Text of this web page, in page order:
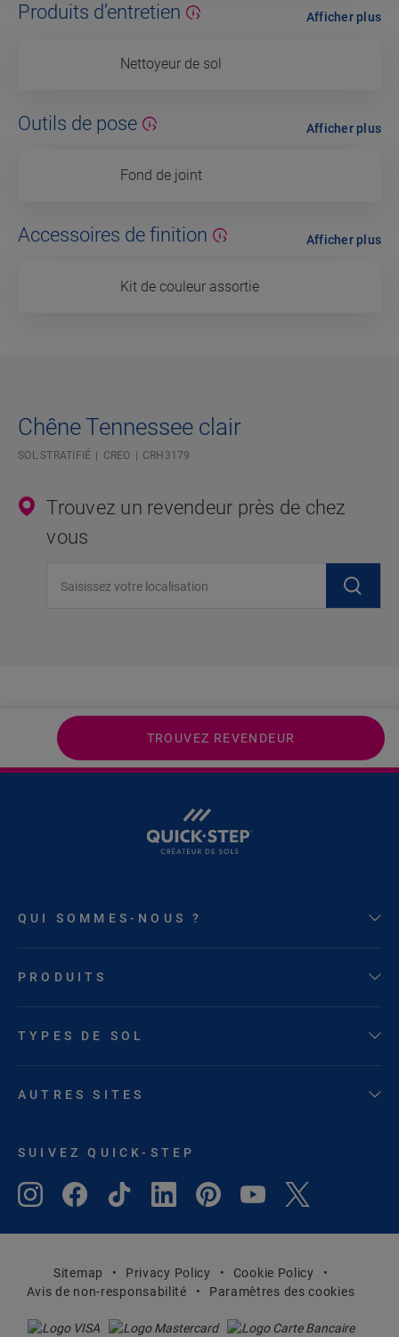
Produits d’entretien
Nettoyeur de sol
Afficher plus
Outils de pose
Fond de joint
Afficher plus
Accessoires de finition
Kit de couleur assortie
Afficher plus
Chêne Tennessee clair
SOL STRATIFIÉ CREO CRH3179
Trouvez un revendeur près de chez
vous
TROUVEZ REVENDEUR
QUI SOMMES-NOUS ?
PRODUITS
TYPES DE SOL
AUTRES SITES
SUIVEZ QUICK-STEP
Sitemap Privacy Policy
Cookie Policy
Avis de non-responsabilité
Paramètres des cookies